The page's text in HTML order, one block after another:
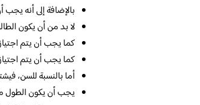
بالإضافة إلى أنه
لا بد من أن يكون
كما يجب أن يتم
كما يجب أن يتم
أما بالنسبة للسن،
يجب أن يكون الطول